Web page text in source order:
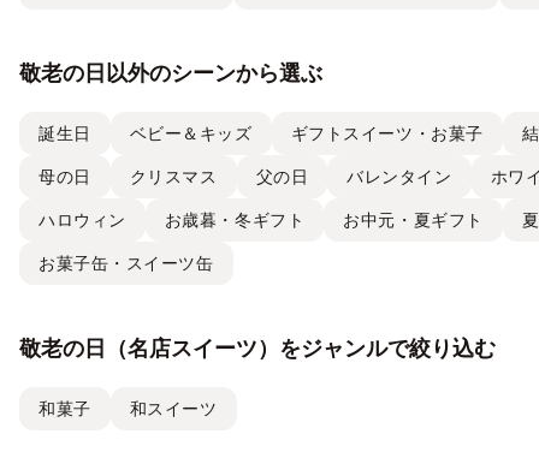
敬老の日以外のシーンから選ぶ
誕生日 ベビー＆キッズ ギフトスイーツ・お菓子
母の日 クリスマス 父の日 バレンタイン ホワ
ハロウィン お歳暮・冬ギフト お中元・夏ギフト
お菓子缶・スイーツ缶
敬老の日（名店スイーツ）をジャンルで絞り込む
和菓子 和スイーツ